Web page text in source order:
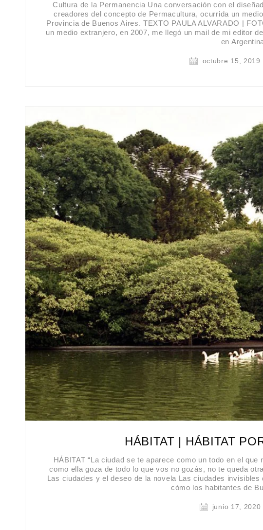
Cultura de la Permanencia Una conversación con el
creadores del concepto de Permacultura, ocurrida un
Provincia de Buenos Aires. TEXTO PAULA ALVARADO |
un medio extranjero, en 2007, me llegó un mail de mi editor
en
octubre 15, 2019
HÁBITAT | HÁBITAT
HÁBITAT “La ciudad se te aparece como un todo en el
como ella goza de todo lo que vos no gozás, no te queda
Las ciudades y el deseo de la novela Las ciudades
cómo los habitantes de
junio 17, 2020